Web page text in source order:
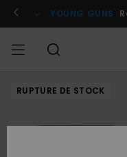
l'information
le
Se connecter /
YOUNG GUNS
HOMME Shop
Surf
Snow
RUPTURE DE STOCK